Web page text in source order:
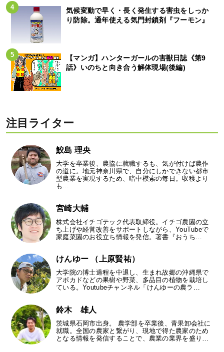
気候変動で早く・長く発生する害虫をしっか
り防除。通年使える気門封鎖剤『フーモン』
【マンガ】ハンターガールの害獣日誌《第9
話》いのちと向き合う解体現場(後編)
注目ライター
鮫島 理央
大学を卒業後、農協に就職するも、気が付けば農作
の道に。地元神奈川県で、自分にしかできない都市
型農業を実現するため、暗中模索の毎日。収穫より
も…
宮崎大輔
株式会社イチゴテック代表取締役。イチゴ農園の立
ち上げや経営改善をサポートしながら、YouTubeで
家庭菜園のお役立ち情報を発信。著書『おうち…
けんゆー （上原賢祐）
大学院の博士過程を中退し、生まれ故郷の沖縄県で
アボカドなどの果樹や野菜、多品目の植物を栽培し
ている。Youtubeチャンネル「けんゆーの農ラ…
鈴木 雄人
茨城県石岡市出身。 農学部を卒業後、青果卸会社に
就職。全国の農家と繋がり、現地で得た農家のため
となる情報を発信することで、農業の業界を盛り…